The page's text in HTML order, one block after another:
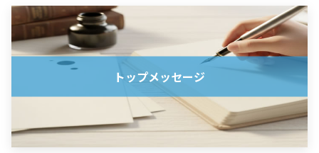
トップメッセージ